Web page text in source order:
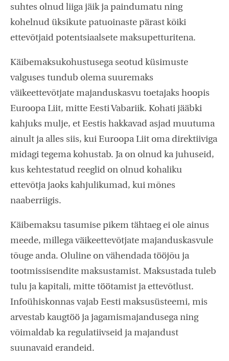
suhtes olnud liiga jäik ja paindumatu ning
kohelnud üksikute patuoinaste pärast kõiki
ettevõtjaid potentsiaalsete maksupetturitena.
Käibemaksukohustusega seotud küsimuste
valguses tundub olema suuremaks
väikeettevõtjate majanduskasvu toetajaks hoopis
Euroopa Liit, mitte Eesti Vabariik. Kohati jääbki
kahjuks mulje, et Eestis hakkavad asjad muutuma
ainult ja alles siis, kui Euroopa Liit oma direktiiviga
midagi tegema kohustab. Ja on olnud ka juhuseid,
kus kehtestatud reeglid on olnud kohaliku
ettevõtja jaoks kahjulikumad, kui mõnes
naaberriigis.
Käibemaksu tasumise pikem tähtaeg ei ole ainus
meede, millega väikeettevõtjate majanduskasvule
tõuge anda. Oluline on vähendada tööjõu ja
tootmissisendite maksustamist. Maksustada tuleb
tulu ja kapitali, mitte töötamist ja ettevõtlust.
Infoühiskonnas vajab Eesti maksusüsteemi, mis
arvestab kaugtöö ja jagamismajandusega ning
võimaldab ka regulatiivseid ja majandust
suunavaid erandeid.